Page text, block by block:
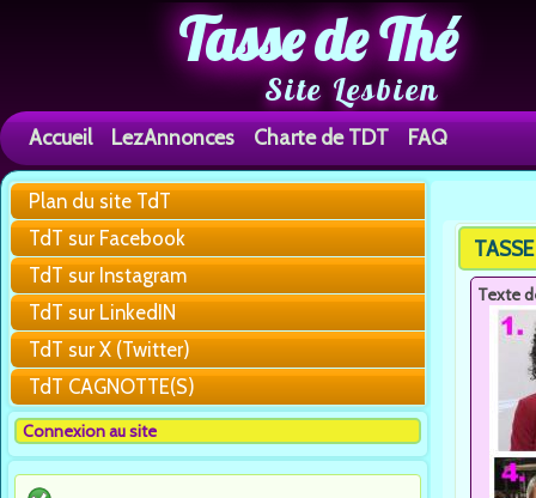
Tasse de Thé
Site Lesbien
Accueil LezAnnonces Charte de TDT FAQ
Plan du site TdT
TdT sur Facebook
TdT sur Instagram
TdT sur LinkedIN
TdT sur X (Twitter)
TdT CAGNOTTE(S)
Connexion au site
You are
Texte